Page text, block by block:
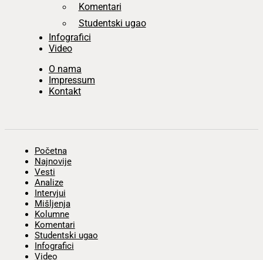
Komentari
Studentski ugao
Infografici
Video
O nama
Impressum
Kontakt
Početna
Najnovije
Vesti
Analize
Intervjui
Mišljenja
Kolumne
Komentari
Studentski ugao
Infografici
Video